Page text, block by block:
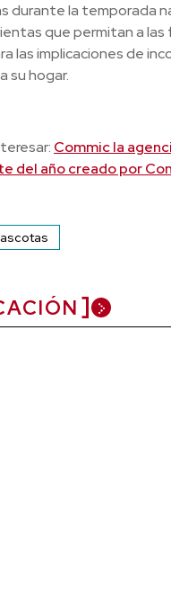
durante la temporada
que permitan a las
las implicaciones de
su hogar.
Commic la
del año creado por